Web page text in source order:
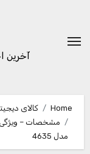
content
آخرین
Home کالای
مشخصات – ویژگی
مدل 4635